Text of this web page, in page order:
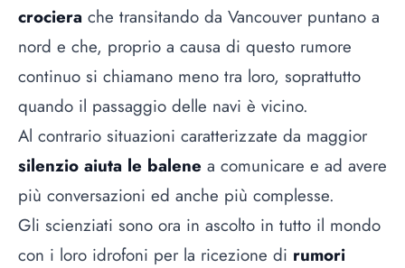
crociera che transitando da Vancouver puntano a
nord e che, proprio a causa di questo rumore
continuo si chiamano meno tra loro, soprattutto
quando il passaggio delle navi è vicino.
Al contrario situazioni caratterizzate da maggior
silenzio aiuta le balene a comunicare e ad avere
più conversazioni ed anche più complesse.
Gli scienziati sono ora in ascolto in tutto il mondo
con i loro idrofoni per la ricezione di rumori